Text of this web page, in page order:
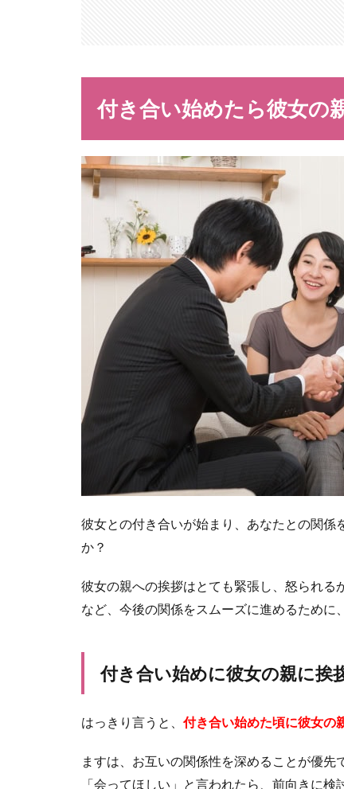
付き合い始めたら彼女の
彼女との付き合いが始まり、あなたとの関係
か？
彼女の親への挨拶はとても緊張し、怒られ
など、今後の関係をスムーズに進めるために
付き合い始めに彼女の親に挨
はっきり言うと、 付き合い始めた頃に彼女の
ますは、お互いの関係性を深めることが優
「会ってほしい」と言われたら、前向きに検